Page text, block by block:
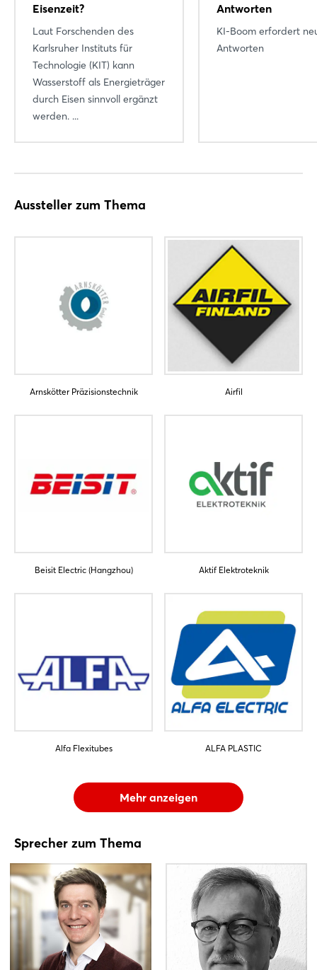
Eisenzeit?
Laut Forschenden des
Karlsruher Instituts für
Technologie (KIT) kann
Wasserstoff als Energieträger
durch Eisen sinnvoll ergänzt
werden. ...
Antworten
KI-Boom erfordert
Antworten
Aussteller zum Thema
Arnskötter Präzisionstechnik Airfil
Beisit Electric (Hangzhou) Aktif Elektroteknik
Alfa Flexitubes ALFA PLASTIC
Mehr anzeigen
Sprecher zum Thema